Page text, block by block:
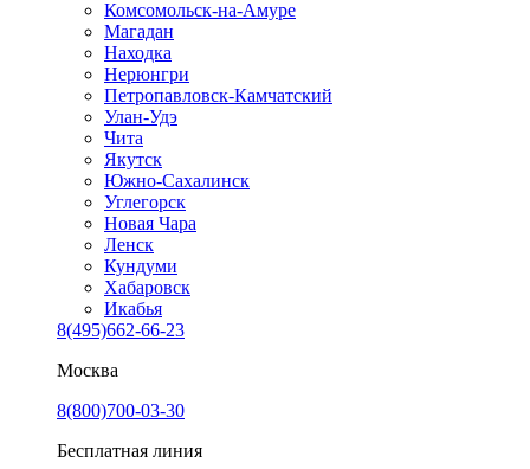
Комсомольск-на-Амуре
Магадан
Находка
Нерюнгри
Петропавловск-Камчатский
Улан-Удэ
Чита
Якутск
Южно-Сахалинск
Углегорск
Новая Чара
Ленск
Кундуми
Хабаровск
Икабья
8(495)662-66-23
Москва
8(800)700-03-30
Бесплатная линия